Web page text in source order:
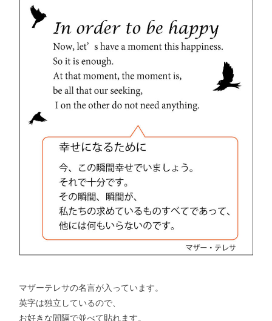
マザーテレサの名言が入っています。
英字は独立しているので、
お好きな間隔で並べて貼れます。